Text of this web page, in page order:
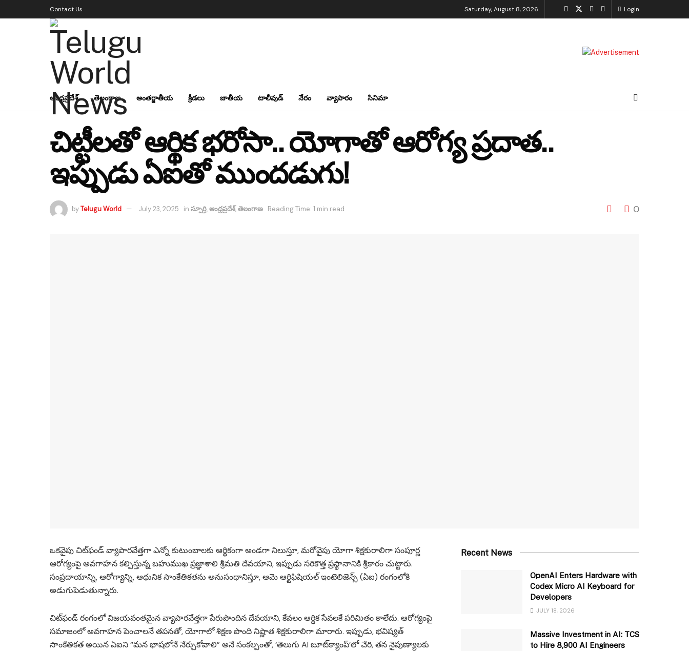
Contact Us Saturday, August 8, 2026 Login
ఆంధ్రప్రదేశ్ తెలంగాణ అంతర్జాతీయ క్రీడలు జాతీయ టాలీవుడ్ నేరం వ్యాపారం సినిమా
చిట్టీలతో ఆర్థిక భరోసా.. యోగాతో ఆరోగ్య ప్రదాత..
ఇప్పుడు ఏఐతో ముందడుగు!
byTelugu World July 23, 2025 in స్పూర్తి,ఆంధ్రప్రదేశ్,తెలంగాణ Reading Time: 1 min read 0
ఒకవైపు చిట్‌ఫండ్ వ్యాపారవేత్తగా ఎన్నో కుటుంబాలకు ఆర్థికంగా అండగా నిలుస్తూ, మరోవైపు యోగా శిక్షకురాలిగా సంపూర్ణ
ఆరోగ్యంపై అవగాహన కల్పిస్తున్న బహుముఖ ప్రజ్ఞాశాలి శ్రీమతి దేవయాని, ఇప్పుడు సరికొత్త ప్రస్థానానికి శ్రీకారం చుట్టారు.
సంప్రదాయాన్ని, ఆరోగ్యాన్ని, ఆధునిక సాంకేతికతను అనుసంధానిస్తూ, ఆమె ఆర్టిఫిషియల్ ఇంటెలిజెన్స్ (ఏఐ) రంగంలోకి
అడుగుపెడుతున్నారు.
చిట్‌ఫండ్ రంగంలో విజయవంతమైన వ్యాపారవేత్తగా పేరుపొందిన దేవయాని, కేవలం ఆర్థిక సేవలకే పరిమితం కాలేదు. ఆరోగ్యంపై
సమాజంలో అవగాహన పెంచాలనే తపనతో, యోగాలో శిక్షణ పొంది నిష్ణాత శిక్షకురాలిగా మారారు. ఇప్పుడు, భవిష్యత్
సాంకేతికత అయిన ఏఐని “మన భాషలోనే నేర్చుకోవాలి” అనే సంకల్పంతో, ‘తెలుగు AI బూట్‌క్యాంప్’లో చేరి, తన నైపుణ్యాలకు
Recent News
OpenAI Enters Hardware with
Codex Micro AI Keyboard for
Developers
JULY 18, 2026
Massive Investment in AI: TCS
to Hire 8,900 AI Engineers